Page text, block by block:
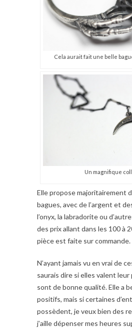
Cela aurait fait une belle
Un magnifique
Elle propose majoritairement
bagues, avec de l’argent et
l’onyx, la labradorite ou
des prix allant dans les 100 à
pièce est faite sur commande.
N’ayant jamais vu en vrai de
saurais dire si elles valent leur
sont de bonne qualité. Elle a
positifs, mais si certaines
possèdent, je veux bien des
j’aille dépenser mes heures